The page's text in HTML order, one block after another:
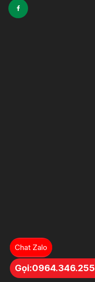
Chat Zalo
Gọi:0964.346.255